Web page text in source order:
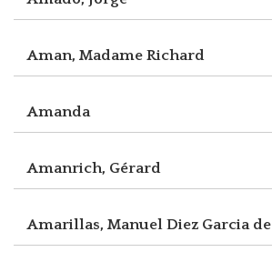
Aman, Madame Richard
Amanda
Amanrich, Gérard
Amarillas, Manuel Diez Garcia de